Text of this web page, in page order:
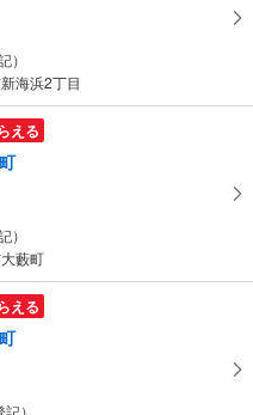
）
海浜2丁目
える
）
藪町
える
記）